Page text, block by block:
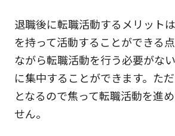
退職後に転職活動するメリット
を持って活動することができる
ながら転職活動を行う必要がな
に集中することができます。た
となるので焦って転職活動を進
せん。